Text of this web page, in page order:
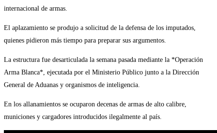
internacional de armas.
El aplazamiento se produjo a solicitud de la defensa de los imputados,
quienes pidieron más tiempo para preparar sus argumentos.
La estructura fue desarticulada la semana pasada mediante la *Operación
Arma Blanca*, ejecutada por el Ministerio Público junto a la Dirección
General de Aduanas y organismos de inteligencia.
En los allanamientos se ocuparon decenas de armas de alto calibre,
municiones y cargadores introducidos ilegalmente al país.